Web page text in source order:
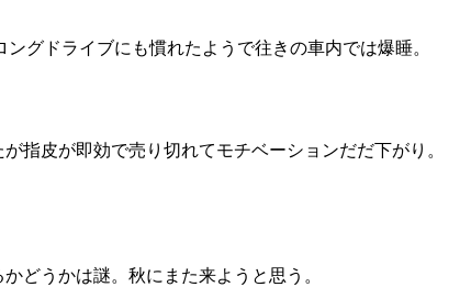
グドライブにも慣れたようで往きの車内では爆睡。
指皮が即効で売り切れてモチベーションだだ下がり。
どうかは謎。秋にまた来ようと思う。